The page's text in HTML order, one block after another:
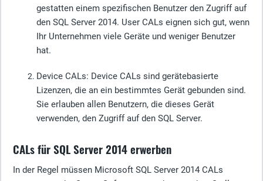
gestatten einem spezifischen Benutzer den Zugriff auf
den SQL Server 2014. User CALs eignen sich gut, wenn
Ihr Unternehmen viele Geräte und weniger Benutzer
hat.
Device CALs: Device CALs sind gerätebasierte
Lizenzen, die an ein bestimmtes Gerät gebunden sind.
Sie erlauben allen Benutzern, die dieses Gerät
verwenden, den Zugriff auf den SQL Server.
CALs für SQL Server 2014 erwerben
In der Regel müssen Microsoft SQL Server 2014 CALs